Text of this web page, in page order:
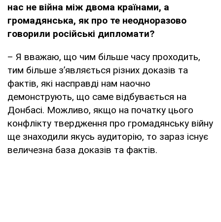
нас не війна між двома країнами, а
громадянська, як про те неодноразово
говорили російські дипломати?
– Я вважаю, що чим більше часу проходить,
тим більше з’являється різних доказів та
фактів, які насправді нам наочно
демонструють, що саме відбувається на
Донбасі. Можливо, якщо на початку цього
конфлікту твердження про громадянську війну
ще знаходили якусь аудиторію, то зараз існує
величезна база доказів та фактів.